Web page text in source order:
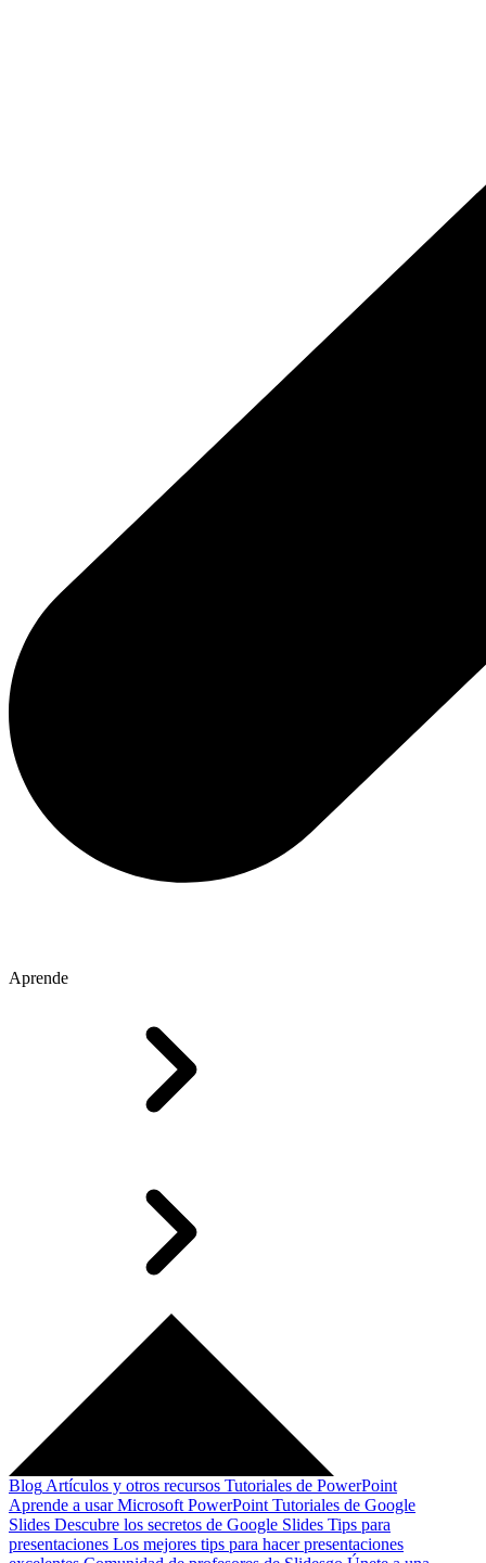
Aprende
Blog Artículos y otros recursos Tutoriales de PowerPoint
Aprende a usar Microsoft PowerPoint Tutoriales de Google
Slides Descubre los secretos de Google Slides Tips para
presentaciones Los mejores tips para hacer presentaciones